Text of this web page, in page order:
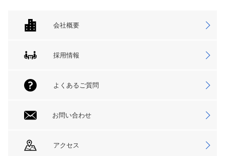
会社概要
採用情報
よくあるご質問
お問い合わせ
アクセス